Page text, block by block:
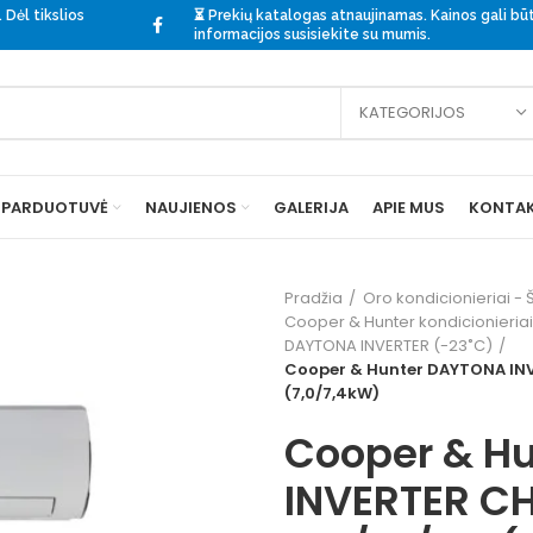
Dėl tikslios
⏳ Prekių katalogas atnaujinamas. Kainos gali
informacijossusisiekite su mumis.
KATEGORIJOS
PARDUOTUVĖ NAUJIENOS GALERIJA APIE MUS
Pradžia
Oro kondicionieriai -
Cooper & Hunter
DAYTONA INVERTER (-23˚C)
Cooper & Hunter DAYTONA
(7,0/7,4kW)
Cooper &
INVERTER